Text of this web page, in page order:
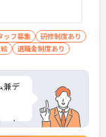
ッフ募集
研修制度あり
退職金制度あり
兼デ
これ